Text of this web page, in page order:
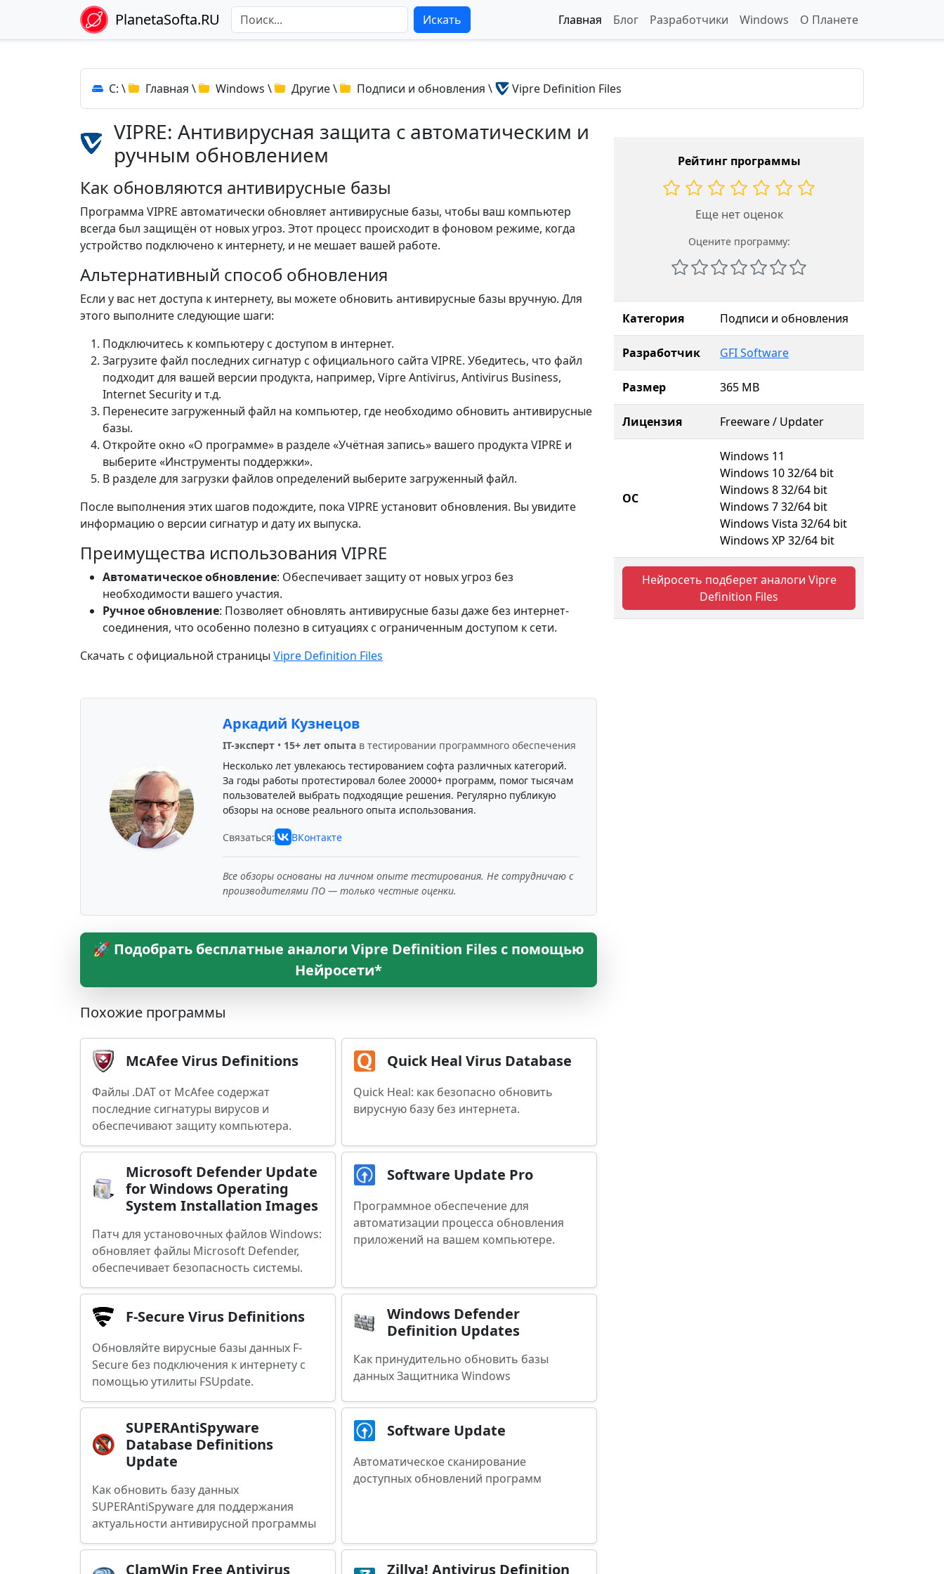
PlanetaSofta.RU Искать Главная Блог Разработчики Windows О Планете
C: \ Главная \ Windows \ Другие\ Подписи и обновления \ Vipre Definition Files
VIPRE: Антивирусная защита с автоматическим и
ручным обновлением
Как обновляются антивирусные базы
Программа VIPRE автоматически обновляет антивирусные базы, чтобы ваш компьютер
всегда был защищён от новых угроз. Этот процесс происходит в фоновом режиме, когда
устройство подключено к интернету, и не мешает вашей работе.
Альтернативный способ обновления
Если у вас нет доступа к интернету, вы можете обновить антивирусные базы вручную. Для
этого выполните следующие шаги:
Подключитесь к компьютеру с доступом в интернет.
Загрузите файл последних сигнатур с официального сайта VIPRE. Убедитесь, что файл
подходит для вашей версии продукта, например, Vipre Antivirus, Antivirus Business,
Internet Security и т.д.
Перенесите загруженный файл на компьютер, где необходимо обновить антивирусные
базы.
Откройте окно «О программе» в разделе «Учётная запись» вашего продукта VIPRE и
выберите «Инструменты поддержки».
В разделе для загрузки файлов определений выберите загруженный файл.
После выполнения этих шагов подождите, пока VIPRE установит обновления. Вы увидите
информацию о версии сигнатур и дату их выпуска.
Преимущества использования VIPRE
Автоматическое обновление: Обеспечивает защиту от новых угроз без
необходимости вашего участия.
Ручное обновление: Позволяет обновлять антивирусные базы даже без интернет-
соединения, что особенно полезно в ситуациях с ограниченным доступом к сети.
Скачать с официальной страницы Vipre Definition Files
Аркадий Кузнецов
IT-эксперт• 15+ лет опытав тестировании программного обеспечения
Несколько лет увлекаюсь тестированием софта различных категорий.
За годы работы протестировал более 20000+ программ, помог тысячам
пользователей выбрать подходящие решения. Регулярно публикую
обзоры на основе реального опыта использования.
Связаться: ВКонтакте
Все обзоры основаны на личном опыте тестирования. Не сотрудничаю с
производителями ПО — только честные оценки.
🚀 Подобрать бесплатные аналоги Vipre Definition Files с помощью
Нейросети*
Похожие программы
McAfee Virus Definitions
Файлы .DAT от McAfee содержат
последние сигнатуры вирусов и
обеспечивают защиту компьютера.
Quick Heal Virus Database
Quick Heal: как безопасно обновить
вирусную базу без интернета.
Microsoft Defender Update
for Windows Operating
System Installation Images
Патч для установочных файлов Windows:
обновляет файлы Microsoft Defender,
обеспечивает безопасность системы.
Software Update Pro
Программное обеспечение для
автоматизации процесса обновления
приложений на вашем компьютере.
F-Secure Virus Definitions
Обновляйте вирусные базы данных F-
Secure без подключения к интернету с
помощью утилиты FSUpdate.
Windows Defender
Definition Updates
Как принудительно обновить базы
данных Защитника Windows
SUPERAntiSpyware
Database Definitions
Update
Как обновить базу данных
SUPERAntiSpyware для поддержания
актуальности антивирусной программы
Software Update
Автоматическое сканирование
доступных обновлений программ
ClamWin Free Antivirus Zillya! Antivirus Definition
Рейтинг программы
Еще нет оценок
Оцените программу:
Категория Подписи и обновления
Разработчик GFI Software
Размер 365 MB
Лицензия Freeware / Updater
ОС
Windows 11
Windows 10 32/64 bit
Windows 8 32/64 bit
Windows 7 32/64 bit
Windows Vista 32/64 bit
Windows XP 32/64 bit
Нейросеть подберет аналоги Vipre
Definition Files